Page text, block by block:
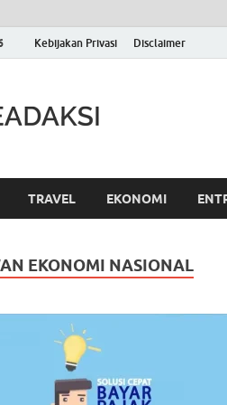
Kebijakan Privasi Disclaimer
TRAVEL EKONOMI
EKONOMI NASIONAL